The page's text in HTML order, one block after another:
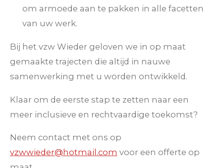
om armoede aan te pakken in alle facetten
van uw werk.
Bij het vzw Wieder geloven we in op maat
gemaakte trajecten die altijd in nauwe
samenwerking met u worden ontwikkeld.
Klaar om de eerste stap te zetten naar een
meer inclusieve en rechtvaardige toekomst?
Neem contact met ons op
vzwwieder@hotmail.com voor een offerte op